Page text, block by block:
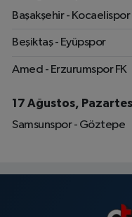
Başakşehir - Kocaelispor
Beşiktaş - Eyüpspor
Amed - Erzurumspor FK
17 Ağustos,
Samsunspor - Göztepe